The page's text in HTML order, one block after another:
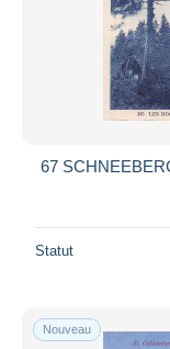
67
Statut
Nouveau